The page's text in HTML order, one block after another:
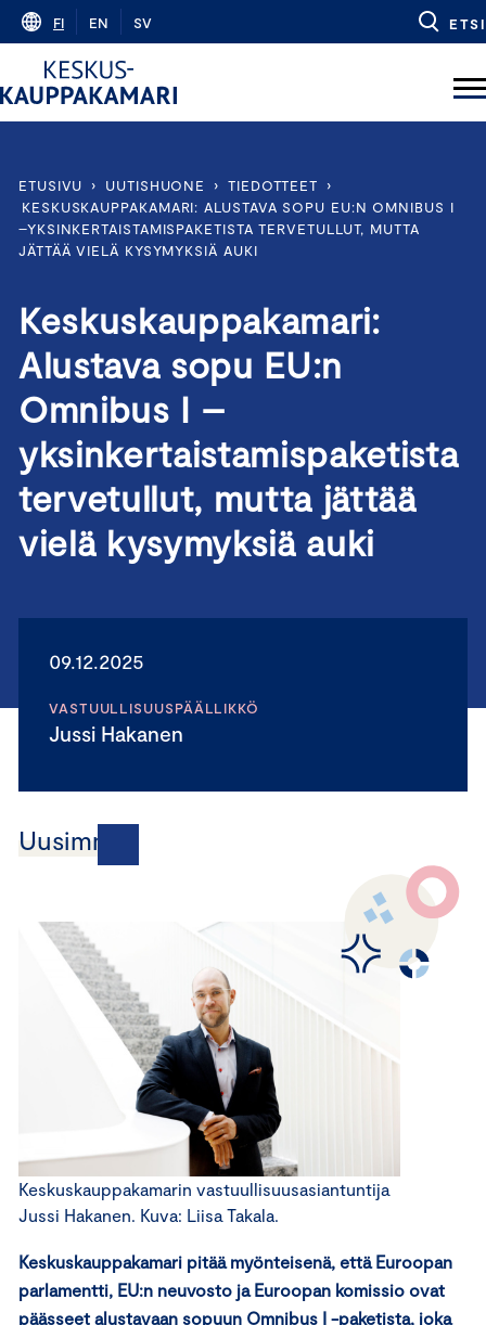
Skip
content
FI EN SV ETSI
ETUSIVU › UUTISHUONE › TIEDOTTEET
›
KESKUSKAUPPAKAMARI: ALUSTAVA SOPU EU:N OMNIBUS I
–YKSINKERTAISTAMISPAKETISTA TERVETULLUT, MUTTA
JÄTTÄÄ VIELÄ KYSYMYKSIÄ AUKI
Keskuskauppakamari:
Alustava sopu EU:n
Omnibus I –
yksinkertaistamispaketista
tervetullut, mutta jättää
vielä kysymyksiä auki
09.12.2025
VASTUULLISUUSPÄÄLLIKKÖ
Jussi Hakanen
Uusimmat
Keskuskauppakamarin vastuullisuusasiantuntija
Jussi Hakanen. Kuva: Liisa Takala.
Keskuskauppakamari pitää myönteisenä, että Euroopan
parlamentti, EU:n neuvosto ja Euroopan komissio ovat
päässeet alustavaan sopuun Omnibus I -paketista, joka